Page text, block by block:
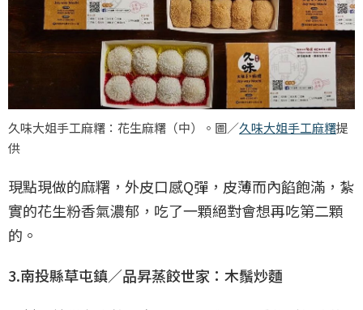
久味大姐手工麻糬：花生麻糬（中）。圖／久味大姐手工麻糬提
供
現點現做的麻糬，外皮口感Q彈，皮薄而內餡飽滿，紮
實的花生粉香氣濃郁，吃了一顆絕對會想再吃第二顆
的。
3.南投縣草屯鎮／品昇蒸餃世家：木鬚炒麵